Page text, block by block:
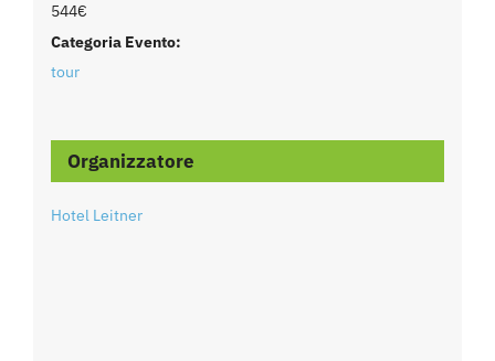
544€
Categoria Evento:
tour
Organizzatore
Hotel Leitner